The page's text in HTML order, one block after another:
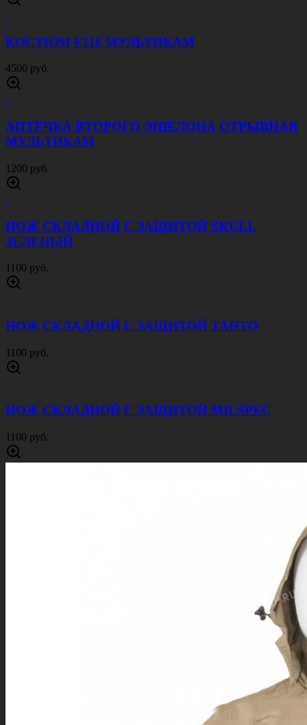
КОСТЮМ F116 МУЛЬТИКАМ
4500 руб.
АПТЕЧКА ВТОРОГО ЭШЕЛОНА ОТРЫВНАЯ
МУЛЬТИКАМ
1200 руб.
НОЖ СКЛАДНОЙ С ЗАЩИТОЙ SKULL
ЗЕЛЕНЫЙ
1100 руб.
НОЖ СКЛАДНОЙ С ЗАЩИТОЙ ТАНТО
1100 руб.
НОЖ СКЛАДНОЙ С ЗАЩИТОЙ MILSPEC
1100 руб.